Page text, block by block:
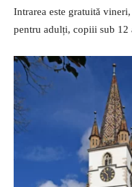
Intrarea este gratuită
pentru adulți, copiii sub 12